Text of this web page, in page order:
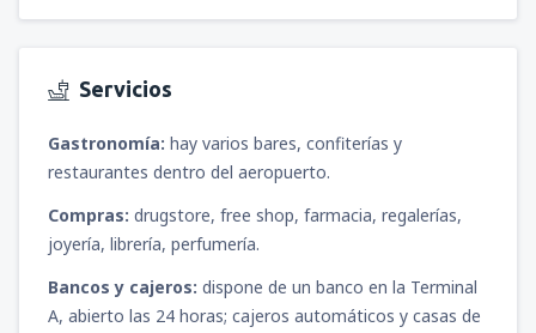
Servicios
Gastronomía: hay varios bares, confiterías y
restaurantes dentro del aeropuerto.
Compras: drugstore, free shop, farmacia, regalerías,
joyería, librería, perfumería.
Bancos y cajeros: dispone de un banco en la Terminal
A, abierto las 24 horas; cajeros automáticos y casas de